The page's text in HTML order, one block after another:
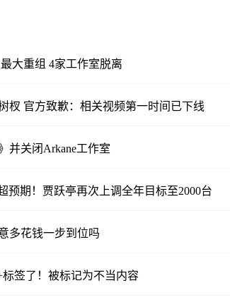
大重组 4家工作室脱离
杈 官方致歉：相关视频第一时间已下线
并关闭Arkane工作室
预期！贾跃亭再次上调全年目标至2000台
多花钱一步到位吗
标签了！被标记为不当内容